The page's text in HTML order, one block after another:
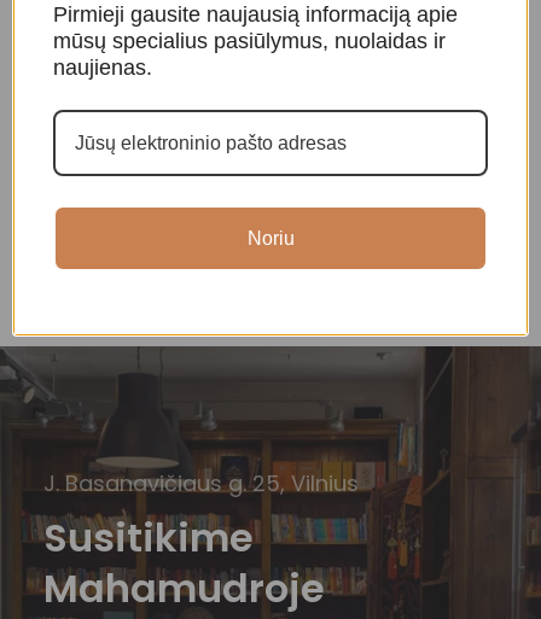
Ganeša
Dievybės, Indiškos dievybės
-23%
Dievybės, Budistinės
dievybės
J. Basanavičiaus g. 25, Vilnius
Susitikime
Mahamudroje
Pirmieji gausite naujausią informaciją apie
mūsų specialius pasiūlymus, nuolaidas ir
naujienas.
Noriu